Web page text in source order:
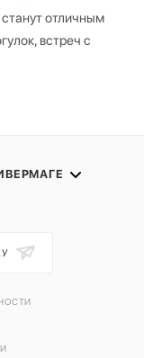
отличным
встреч с